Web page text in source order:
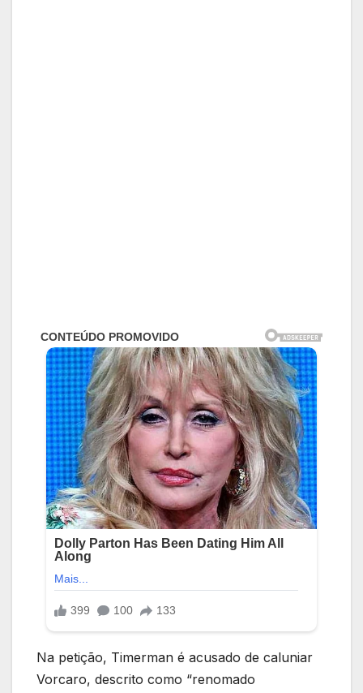
Na petição, Timerman é acusado de caluniar
Vorcaro, descrito como “renomado